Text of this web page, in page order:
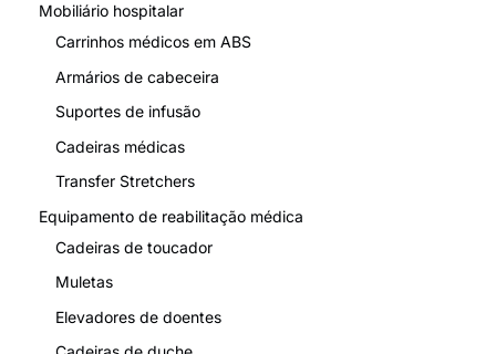
Mobiliário hospitalar
Carrinhos médicos em ABS
Armários de cabeceira
Suportes de infusão
Cadeiras médicas
Transfer Stretchers
Equipamento de reabilitação médica
Cadeiras de toucador
Muletas
Elevadores de doentes